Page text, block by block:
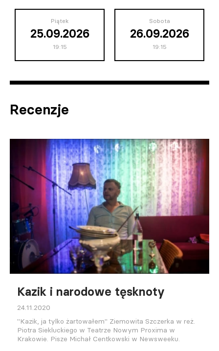
Piątek
25.09.2026
19:15
Sobota
26.09.2026
19:15
Recenzje
Kazik i narodowe tęsknoty
24.11.2020
"Kazik, ja tylko żartowałem" Ziemowita Szczerka w reż.
Piotra Siekluckiego w Teatrze Nowym Proxima w
Krakowie. Pisze Michał Centkowski w Newsweeku.